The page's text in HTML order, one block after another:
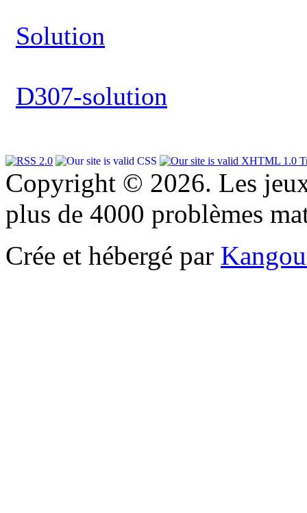
Solution
D307-solution
Copyright © 2026. Les
plus de 4000 problèmes
Crée et hébergé par